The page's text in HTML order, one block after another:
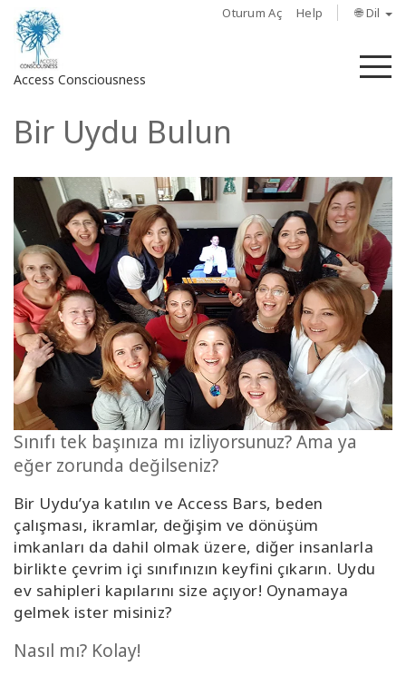
Oturum Aç Help 🌐 Dil
Access Consciousness
Hesabınızda
açın
Hakkında
Access
Bars
Bölgeler
Sınıflar
Kolaylaştırıcılar
Shop
More
Mutluluğunuzu
Bir Uydu Bulun
Sınıfı tek başınıza mı izliyorsunuz? Ama ya
eğer zorunda değilseniz?
Bir Uydu’ya katılın ve Access Bars, beden
çalışması, ikramlar, değişim ve dönüşüm
imkanları da dahil olmak üzere, diğer insanlarla
birlikte çevrim içi sınıfınızın keyfini çıkarın. Uydu
ev sahipleri kapılarını size açıyor! Oynamaya
gelmek ister misiniz?
Nasıl mı? Kolay!